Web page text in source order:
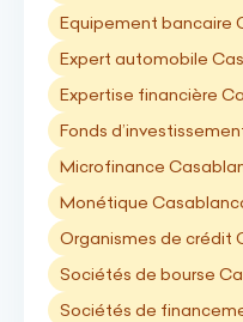
Equipement bancaire
Expert automobile
Expertise financière
Fonds
Microfinance
Monétique
Organismes de crédit
Sociétés de bourse
Sociétés de